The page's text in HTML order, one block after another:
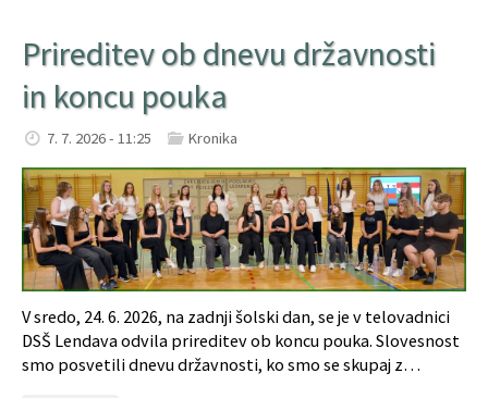
Prireditev ob dnevu državnosti
in koncu pouka
7. 7. 2026 - 11:25 Kronika
V sredo, 24. 6. 2026, na zadnji šolski dan, se je v telovadnici
DSŠ Lendava odvila prireditev ob koncu pouka. Slovesnost
smo posvetili dnevu državnosti, ko smo se skupaj z…